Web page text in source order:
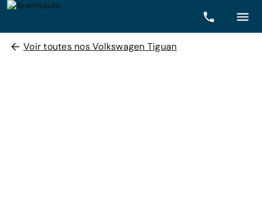
Voir toutes nos Volkswagen Tiguan